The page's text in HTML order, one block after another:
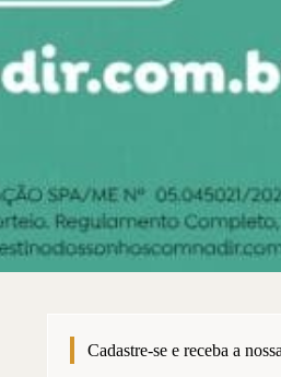
Cadastre-se e receba a